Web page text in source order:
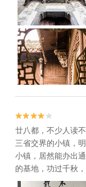


廿八都，不少人读
三省交界的小镇，
小镇，居然能办出
的基地，功过千秋